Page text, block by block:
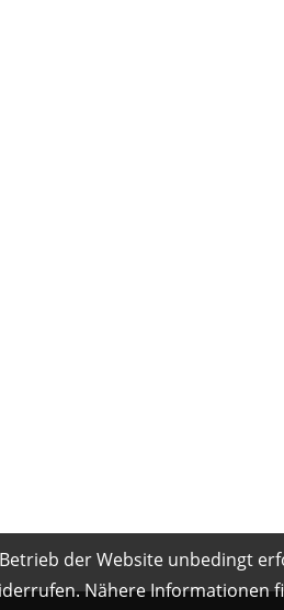
der Website unbedingt
Nähere Informationen